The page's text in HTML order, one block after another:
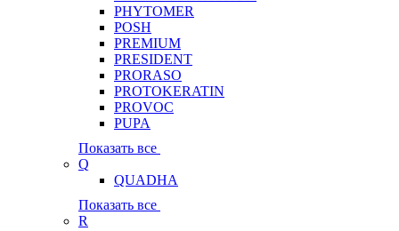
PHYTOMER
POSH
PREMIUM
PRESIDENT
PRORASO
PROTOKERATIN
PROVOC
PUPA
Показать все
Q
QUADHA
Показать все
R